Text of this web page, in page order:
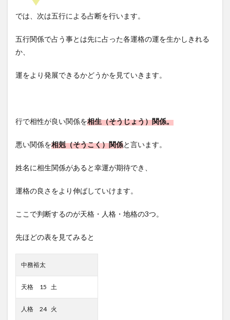
では、次は五行による占断を行います。
五行関係で占う事とは先に占った各運格の運を生かしきれる
か、
運をより発展できるかどうかを見ていきます。
行で相性が良い関係を相生（そうじょう）関係。
悪い関係を相剋（そうこく）関係と言います。
姓名に相生関係があると幸運が期待でき、
運格の良さをより伸ばしていけます。
ここで判断するのが天格・人格・地格の3つ。
先ほどの表を見てみると
中務裕太
天格 15 土
人格 24 火